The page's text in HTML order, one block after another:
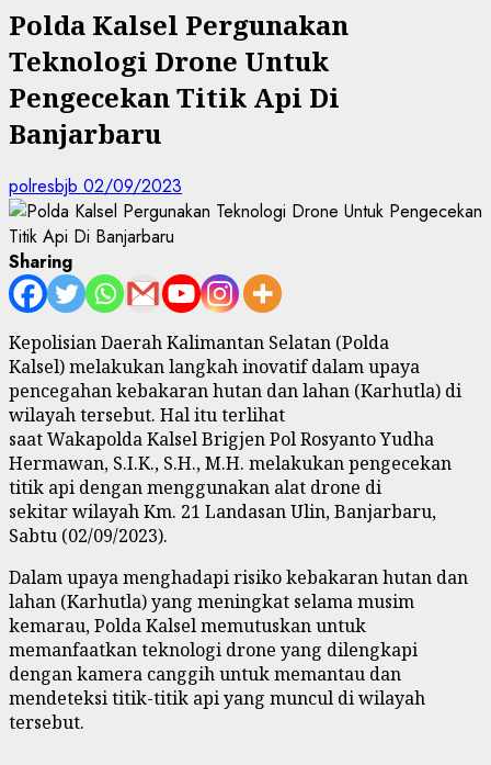
Polda Kalsel Pergunakan
Teknologi Drone Untuk
Pengecekan Titik Api Di
Banjarbaru
polresbjb 02/09/2023
Sharing
Kepolisian Daerah Kalimantan Selatan (Polda
Kalsel)melakukan langkah inovatif dalam upaya
pencegahan kebakaran hutan dan lahan (Karhutla) di
wilayah tersebut. Hal itu terlihat
saatWakapoldaKalselBrigjen Pol Rosyanto Yudha
Hermawan, S.I.K., S.H.,M.H. melakukan pengecekan
titik api denganmenggunakan alat drone di
sekitarwilayahKm. 21 Landasan Ulin, Banjarbaru,
Sabtu (02/09/2023).
Dalam upaya menghadapi risiko kebakaran hutan dan
lahan (Karhutla) yang meningkat selama musim
kemarau, Polda Kalsel memutuskan untuk
memanfaatkan teknologi drone yang dilengkapi
dengan kamera canggih untuk memantau dan
mendeteksi titik-titik api yang muncul di wilayah
tersebut.